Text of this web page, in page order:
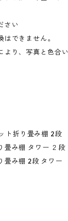
さい
はできません。
より、写真と色合
ト折り畳み棚 2段
畳み棚 タワー ２段
畳み棚 2段 タワー